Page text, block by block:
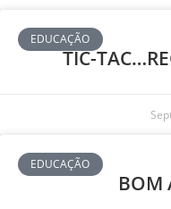
EDUCAÇÃO
TIC-
EDUCAÇÃO
BOM